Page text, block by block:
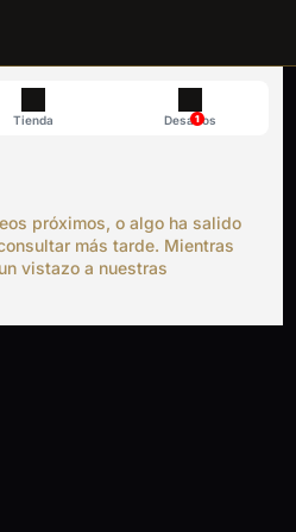
Tienda 1
Desafíos
próximos, o algo ha salido
más tarde. Mientras
vistazo a nuestras